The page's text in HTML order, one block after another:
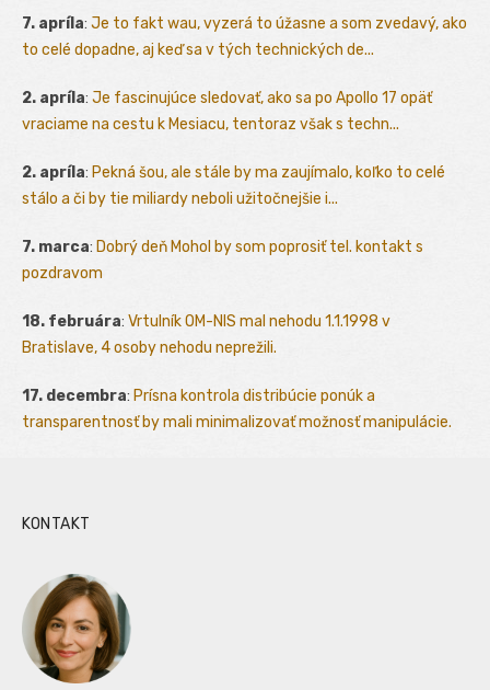
7. apríla: Je to fakt wau, vyzerá to úžasne a som zvedavý, ako
to celé dopadne, aj keď sa v tých technických de...
2. apríla: Je fascinujúce sledovať, ako sa po Apollo 17 opäť
vraciame na cestu k Mesiacu, tentoraz však s techn...
2. apríla: Pekná šou, ale stále by ma zaujímalo, koľko to celé
stálo a či by tie miliardy neboli užitočnejšie i...
7. marca: Dobrý deň Mohol by som poprosiť tel. kontakt s
pozdravom
18. februára: Vrtulník OM-NIS mal nehodu 1.1.1998 v
Bratislave, 4 osoby nehodu neprežili.
17. decembra: Prísna kontrola distribúcie ponúk a
transparentnosť by mali minimalizovať možnosť manipulácie.
KONTAKT